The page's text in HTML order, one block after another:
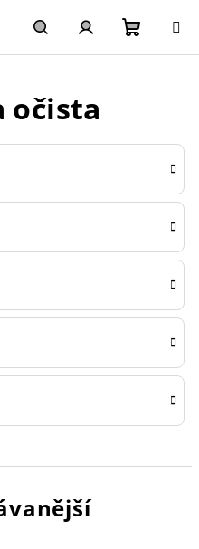
HledatPřihlášení
očista